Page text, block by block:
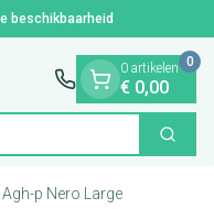
beschikbaarheid
Zoek
0 artikelen
€ 0,00
0
p Nero Large